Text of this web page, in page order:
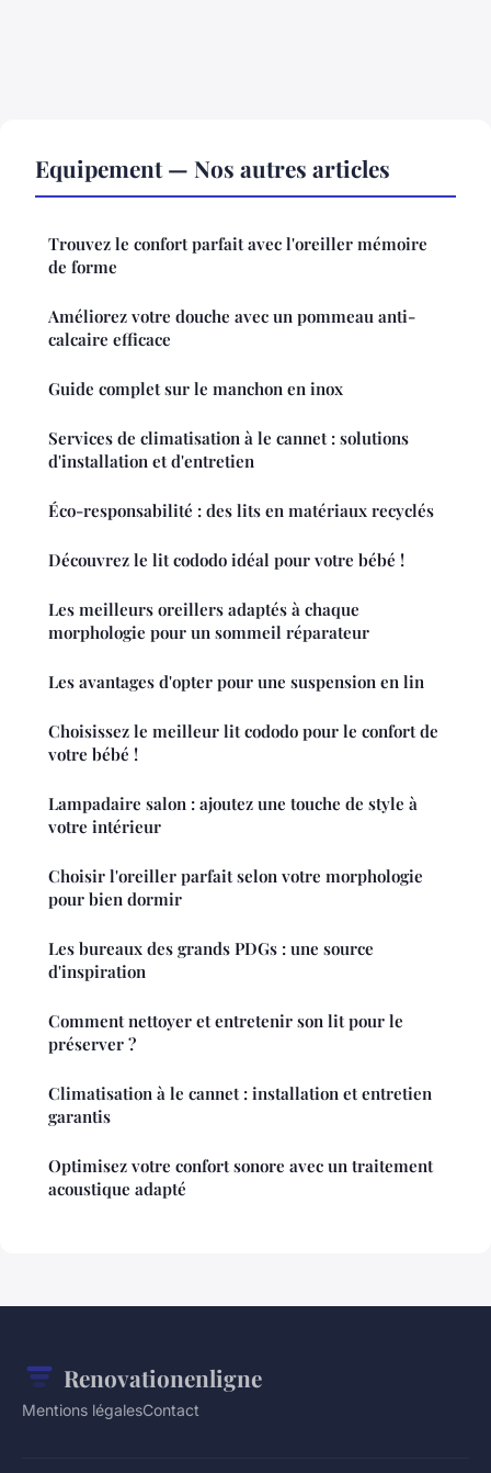
Equipement — Nos autres articles
Trouvez le confort parfait avec l'oreiller mémoire
de forme
Améliorez votre douche avec un pommeau anti-
calcaire efficace
Guide complet sur le manchon en inox
Services de climatisation à le cannet : solutions
d'installation et d'entretien
Éco-responsabilité : des lits en matériaux recyclés
Découvrez le lit cododo idéal pour votre bébé !
Les meilleurs oreillers adaptés à chaque
morphologie pour un sommeil réparateur
Les avantages d'opter pour une suspension en lin
Choisissez le meilleur lit cododo pour le confort de
votre bébé !
Lampadaire salon : ajoutez une touche de style à
votre intérieur
Choisir l'oreiller parfait selon votre morphologie
pour bien dormir
Les bureaux des grands PDGs : une source
d'inspiration
Comment nettoyer et entretenir son lit pour le
préserver ?
Climatisation à le cannet : installation et entretien
garantis
Optimisez votre confort sonore avec un traitement
acoustique adapté
Renovationenligne
Mentions légalesContact